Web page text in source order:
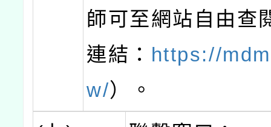
師可至網站自由查
連結： https://
w/）。